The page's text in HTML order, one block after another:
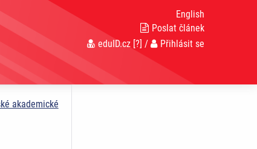
English
Poslat článek
eduID.cz [?] / Přihlásit se
akademické